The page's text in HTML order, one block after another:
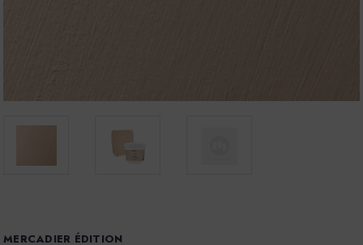
MERCADIER ÉDITION